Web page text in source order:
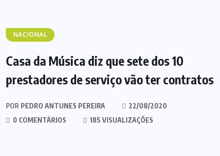
NACIONAL
Casa da Música diz que sete dos 10
prestadores de serviço vão ter contratos
POR PEDRO ANTUNES PEREIRA
22/08/2020
0 COMENTÁRIOS
185 VISUALIZAÇÕES